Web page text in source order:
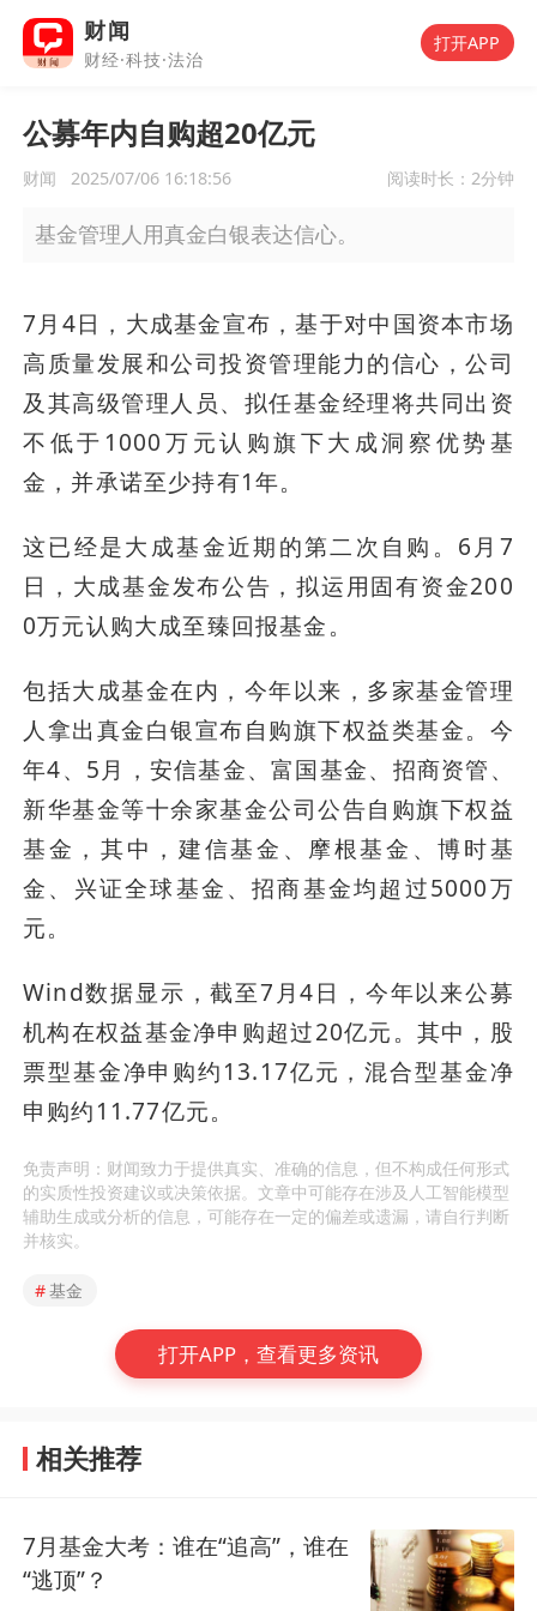
财闻
财经·科技·法治
打开APP
公募年内自购超20亿元
财闻 2025/07/06 16:18:56 阅读时长： 2分钟
基金管理人用真金白银表达信心。
7月4日，大成基金宣布，基于对中国资本市场
高质量发展和公司投资管理能力的信心，公司
及其高级管理人员、拟任基金经理将共同出资
不低于1000万元认购旗下大成洞察优势基
金，并承诺至少持有1年。
这已经是大成基金近期的第二次自购。6月7
日，大成基金发布公告，拟运用固有资金200
0万元认购大成至臻回报基金。
包括大成基金在内，今年以来，多家基金管理
人拿出真金白银宣布自购旗下权益类基金。今
年4、5月，安信基金、富国基金、招商资管、
新华基金等十余家基金公司公告自购旗下权益
基金，其中，建信基金、摩根基金、博时基
金、兴证全球基金、招商基金均超过5000万
元。
Wind数据显示，截至7月4日，今年以来公募
机构在权益基金净申购超过20亿元。其中，股
票型基金净申购约13.17亿元，混合型基金净
申购约11.77亿元。
免责声明：财闻致力于提供真实、准确的信息，但不构成任何形式
的实质性投资建议或决策依据。文章中可能存在涉及人工智能模型
辅助生成或分析的信息，可能存在一定的偏差或遗漏，请自行判断
并核实。
#基金
打开APP，查看更多资讯
相关推荐
7月基金大考：谁在“追高”，谁在
“逃顶”？